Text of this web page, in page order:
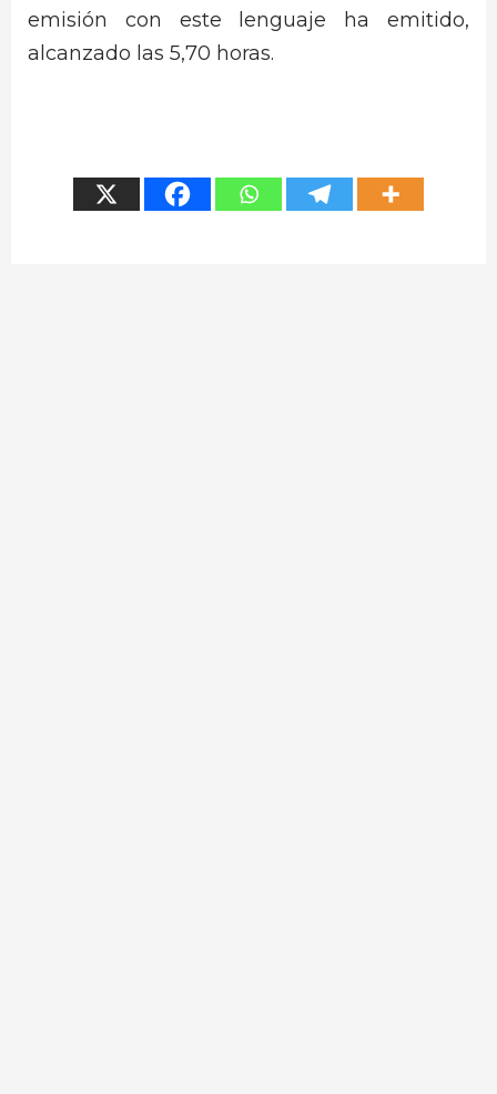
emisión con este lenguaje ha emitido,
alcanzado las 5,70 horas.